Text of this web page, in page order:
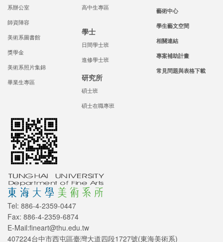
系辦公室
師資陣容
美術系圖書館
獎學金
美術系照片集錦
畢業生專區
高中生專區
學士
日間學士班
進修學士班
研究所
碩士班
碩士在職專班
藝術中心
學生藝文空間
相關連結
專案補助計畫
常見問題與表格下載
Tel: 886-4-2359-0447
Fax: 886-4-2359-6874
E-Mail:fineart@thu.edu.tw
407224台中市西屯區臺灣大道四段1727號(東海美術系)